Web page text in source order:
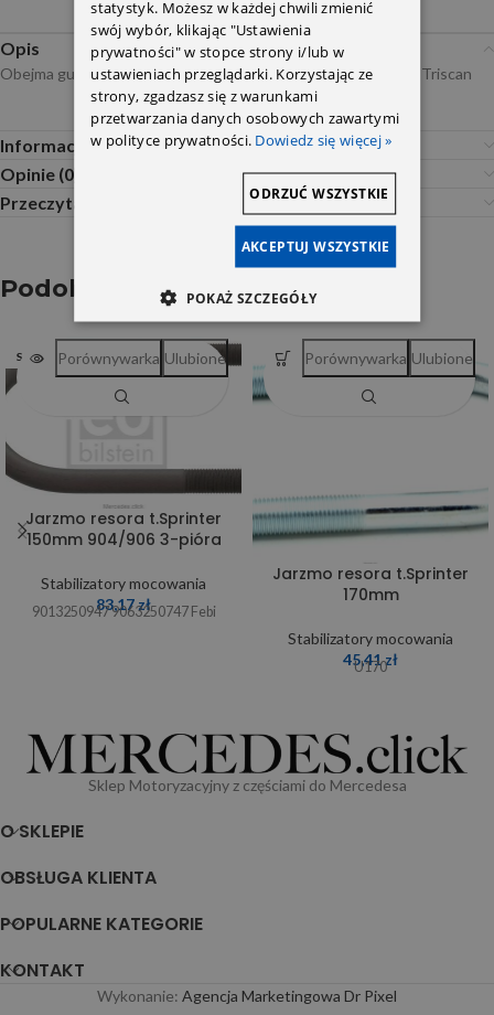
Opis
Obejma gumy stabilizatora przedniego P DB203 2033231240 Triscan
Informacje dodatkowe
Opinie (0)
Przeczytaj Przed Zakupem
Podobne produkty
SOLD OUT
Jarzmo resora t.Sprinter
150mm 904/906 3-pióra
Stabilizatory mocowania
83,17zł
9013250947 9063250747 Febi
Porównywarka Ulubione
Jarzmo resora t.Sprinter
170mm
Stabilizatory mocowania
45,41zł
U170
Porównywarka Ulubione
Sklep Motoryzacyjny z częściami do Mercedesa
O SKLEPIE
OBSŁUGA KLIENTA
POPULARNE KATEGORIE
KONTAKT
Wykonanie: Agencja Marketingowa Dr Pixel
statystyk. Możesz w każdej chwili zmienić
swój wybór, klikając "Ustawienia
prywatności" w stopce strony i/lub w
ustawieniach przeglądarki. Korzystając ze
strony, zgadzasz się z warunkami
przetwarzania danych osobowych zawartymi
w polityce prywatności. Dowiedz się więcej »
AKCEPTUJ WSZYSTKIE
ODRZUĆ WSZYSTKIE
POKAŻ SZCZEGÓŁY